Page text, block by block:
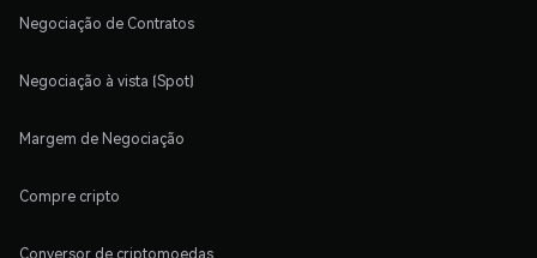
Negociação de Contratos
Negociação à vista (Spot)
Margem de Negociação
Compre cripto
Conversor de criptomoedas